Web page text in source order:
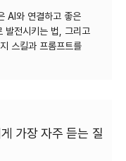
AI와 연결하고 좋은
발전시키는 법, 그리고
스킬과 프롬프트를
가장 자주 듣는 질